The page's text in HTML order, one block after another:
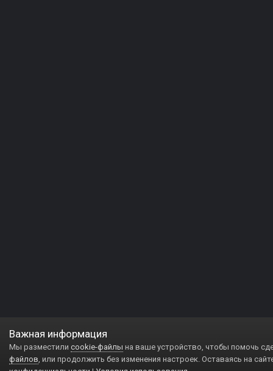
Важная информация
Мы разместили cookie-файлы на ваше устройство, чтобы помочь
файлов, или продолжить без изменения настроек. Оставаясь на